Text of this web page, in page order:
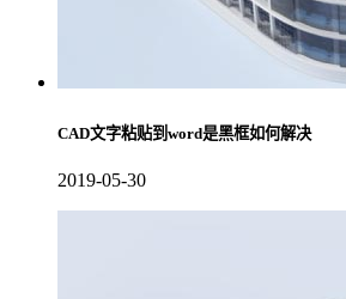
CAD文字粘贴到word是黑框如何解决
2019-05-30